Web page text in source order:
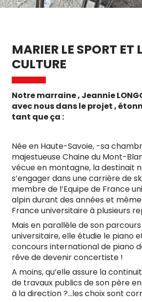
MARIER LE SPORT ET
CULTURE
Notre marraine , Jeannie
avec nous dans le projet ,
tant que ça :
Née en Haute-Savoie, -sa
majestueuse Chaine du Mont-
vécue en montagne, la destinait
s’engager dans une carrière de
membre de l’Equipe de France
alpin durant des années et
France universitaire à plusieurs
Mais en parallèle de son
universitaire, elle étudie le piano
concours international de piano
rêve de devenir concertiste !
A moins, qu’elle assure la
de travaux publics de son père
à la direction ?…les choix sont